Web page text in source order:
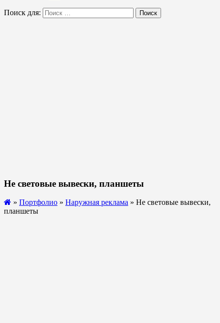
Поиск для: Поиск
Не световые вывески, планшеты
» Портфолио » Наружная реклама » Не световые вывески,
планшеты